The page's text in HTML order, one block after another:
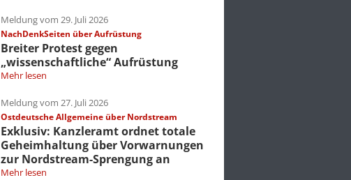
Meldung vom 29. Juli 2026
NachDenkSeiten über Aufrüstung
Breiter Protest gegen
„wissenschaftliche“ Aufrüstung
Mehr lesen
Meldung vom 27. Juli 2026
Ostdeutsche Allgemeine über Nordstream
Exklusiv: Kanzleramt ordnet totale
Geheimhaltung über Vorwarnungen
zur Nordstream-Sprengung an
Mehr lesen